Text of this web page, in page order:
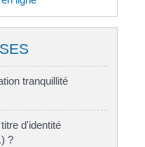
tranquillité
d'identité
?